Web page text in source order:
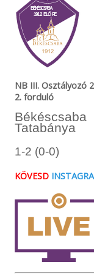
NB III. Osztályozó
2. forduló
Tatabánya
1-2 (0-0)
KÖVESD